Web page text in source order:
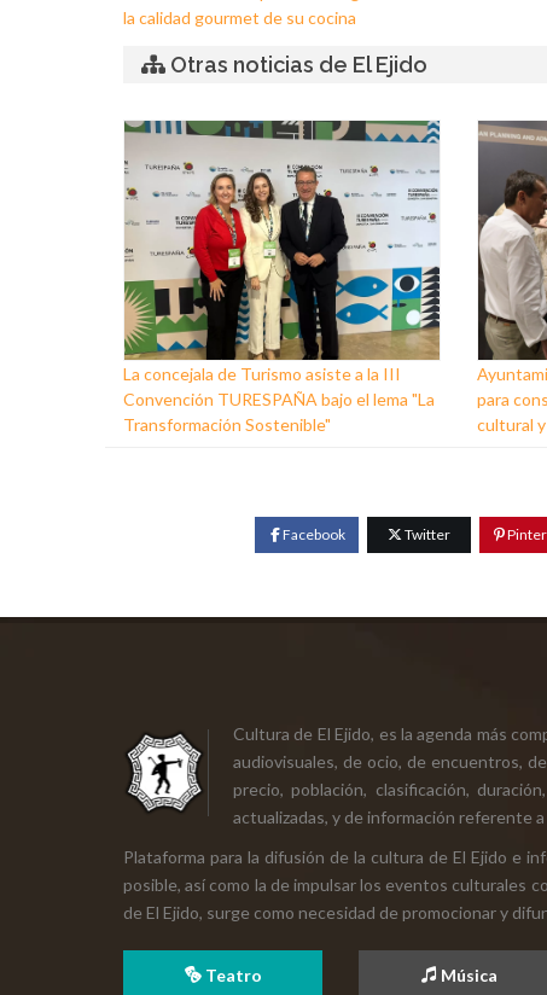
la calidad gourmet de su cocina
Otras noticias de El Ejido
La concejala de Turismo asiste a la III
Convención TURESPAÑA bajo el lema "La
Transformación Sostenible"
para
cultural
Facebook Twitter
Cultura de El Ejido, es la agenda más
audiovisuales, de ocio, de encuentros,
precio, población, clasificación,
actualizadas, y de información referente
Plataforma para la difusión de la cultura de El Ejido e
posible, así como la de impulsar los eventos culturales
de El Ejido, surge como necesidad de promocionar y
Teatro Música